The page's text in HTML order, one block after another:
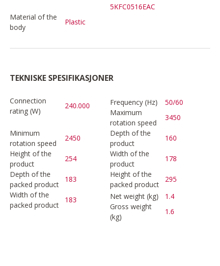
5KFC0516EAC
Material of the
body
Plastic
TEKNISKE SPESIFIKASJONER
Connection
rating (W)
240.000 Frequency (Hz)
50/60
Maximum
rotation speed
3450
Minimum
rotation speed
2450
Depth of the
product
160
Height of the
product
254
Width of the
product
178
Depth of the
packed product
183
Height of the
packed product
295
Width of the
packed product
183 Net weight (kg)
1.4
Gross weight
(kg)
1.6